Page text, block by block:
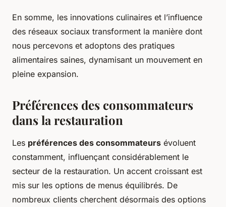
En somme, les innovations culinaires et l’influence
des réseaux sociaux transforment la manière dont
nous percevons et adoptons des pratiques
alimentaires saines, dynamisant un mouvement en
pleine expansion.
Préférences des consommateurs
dans la restauration
Les préférences des consommateurs évoluent
constamment, influençant considérablement le
secteur de la restauration. Un accent croissant est
mis sur les options de menus équilibrés. De
nombreux clients cherchent désormais des options